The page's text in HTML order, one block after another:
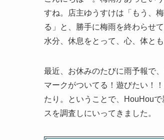
すね。店主ゆうすけは「もう、
る」と、勝手に梅雨を終わらせ
水分、休息をとって、心、体と
最近、お休みのたびに雨予報で
マークがついてる！遊びたい！
たり。ということで、HouHou
スを調査しにいってきました。